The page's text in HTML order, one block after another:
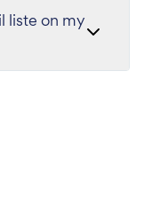
liste on my